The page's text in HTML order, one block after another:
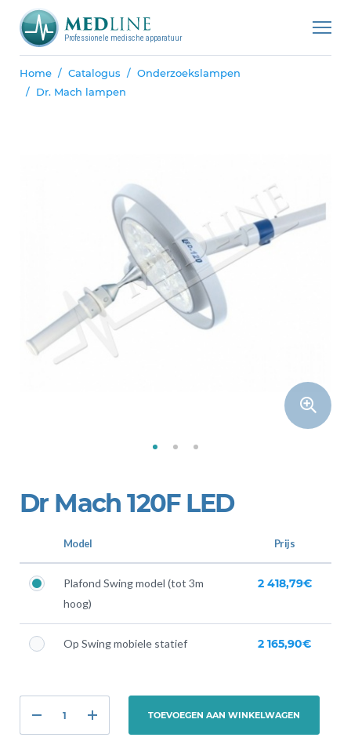
Professionele medische apparatuur
Home Catalogus
Onderzoekslampen
Dr. Mach lampen
Dr Mach 120F LED
Model Prijs
Plafond Swing model (tot 3m
hoog)
2 418,79€
Op Swing mobiele statief 2 165,90€
TOEVOEGEN AAN WINKELWAGEN